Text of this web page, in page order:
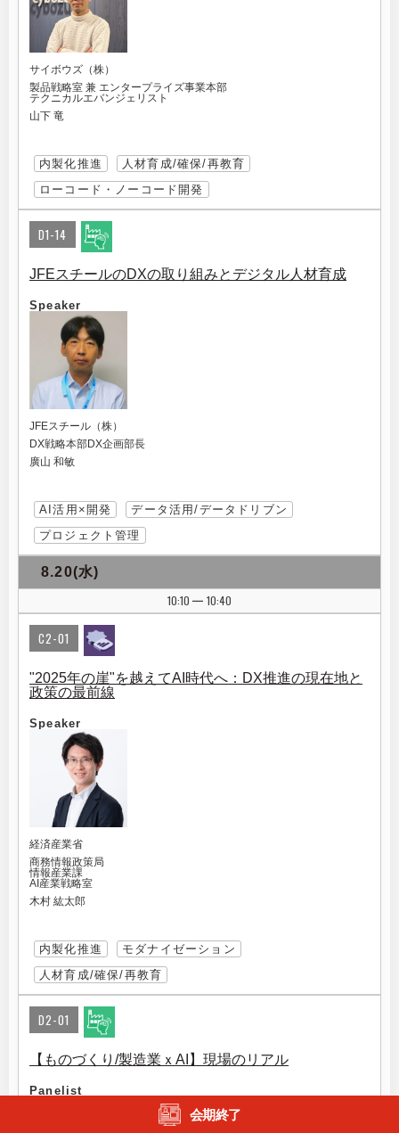
会期終了
サイボウズ（株）
製品戦略室 兼 エンタープライズ事業本部
テクニカルエバンジェリスト
山下 竜
内製化推進
人材育成/確保/再教育
ローコード・ノーコード開発
D1-14
JFEスチールのDXの取り組みとデジタル人材育成
Speaker
JFEスチール（株）
DX戦略本部DX企画部長
廣山 和敏
AI活用×開発
データ活用/データドリブン
プロジェクト管理
8.20(水)
10:10
| 10:40
C2-01
"2025年の崖"を越えてAI時代へ：DX推進の現在地と
政策の最前線
Speaker
経済産業省
商務情報政策局
情報産業課
AI産業戦略室
木村 紘太郎
内製化推進
モダナイゼーション
人材育成/確保/再教育
D2-01
【ものづくり/製造業ｘAI】現場のリアル
Panelist